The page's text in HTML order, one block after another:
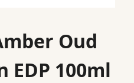
Oud
EDP 100ml